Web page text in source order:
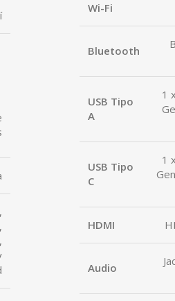
Wi-Fi
Bluetooth
USB Tipo
A
1
USB Tipo
C
1
HDMI
Audio